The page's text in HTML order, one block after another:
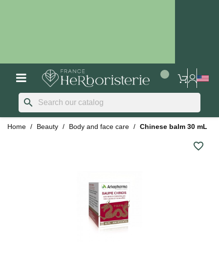
search
Home Beauty Body and face care Chinese balm 30 mL
favorite_border